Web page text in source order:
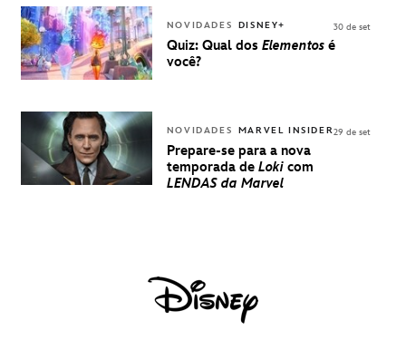
DISNEY
NOVIDADES DISNEY+
Quiz: Qual dos Elementos é
você?
30 de set
NOVIDADES MARVEL INSIDER
Prepare-se para a nova
temporada de Loki com
LENDAS da Marvel
29 de set